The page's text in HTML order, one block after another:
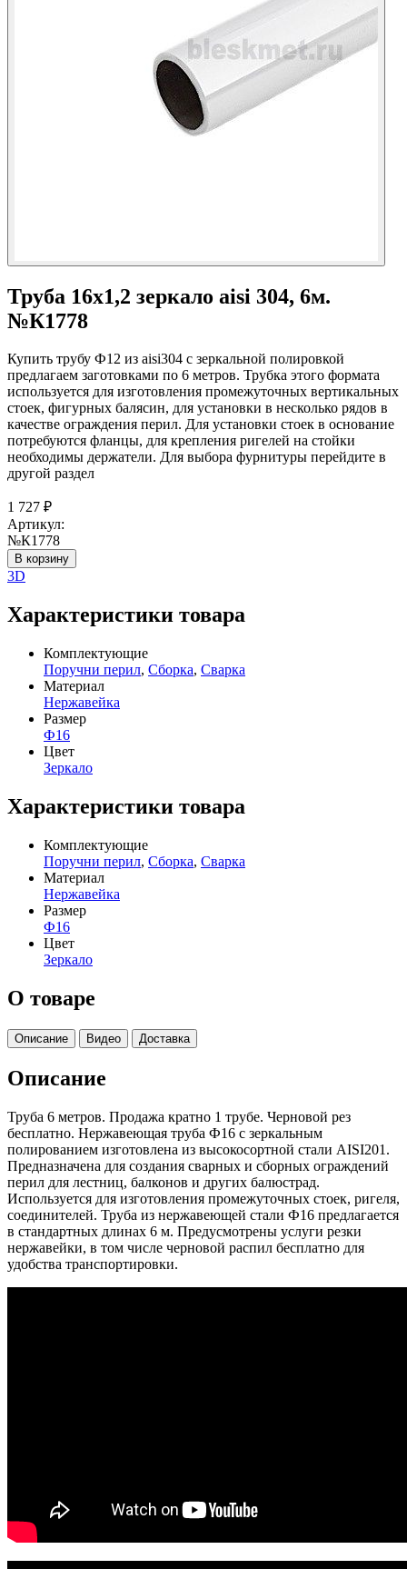
Труба 16х1,2 зеркало aisi 304, 6м.
№К1778
Купить трубу Ф12 из aisi304 с зеркальной полировкой
предлагаем заготовками по 6 метров. Трубка этого формата
используется для изготовления промежуточных вертикальных
стоек, фигурных балясин, для установки в несколько рядов в
качестве ограждения перил. Для установки стоек в основание
потребуются фланцы, для крепления ригелей на стойки
необходимы держатели. Для выбора фурнитуры перейдите в
другой раздел
1 727 ₽
Артикул:
№К1778
В корзину
3D
Характеристики товара
Комплектующие
Поручни перил, Сборка, Сварка
Материал
Нержавейка
Размер
Ф16
Цвет
Зеркало
Характеристики товара
Комплектующие
Поручни перил, Сборка, Сварка
Материал
Нержавейка
Размер
Ф16
Цвет
Зеркало
О товаре
Описание Видео Доставка
Описание
Труба 6 метров. Продажа кратно 1 трубе. Черновой рез
бесплатно. Нержавеющая труба Ф16 с зеркальным
полированием изготовлена из высокосортной стали AISI201.
Предназначена для создания сварных и сборных ограждений
перил для лестниц, балконов и других балюстрад.
Используется для изготовления промежуточных стоек, ригеля,
соединителей. Труба из нержавеющей стали Ф16 предлагается
в стандартных длинах 6 м. Предусмотрены услуги резки
нержавейки, в том числе черновой распил бесплатно для
удобства транспортировки.